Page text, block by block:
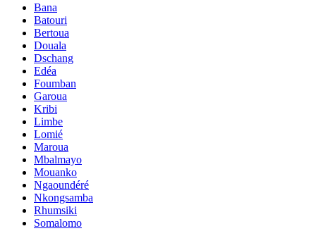
Bana
Batouri
Bertoua
Douala
Dschang
Edéa
Foumban
Garoua
Kribi
Limbe
Lomié
Maroua
Mbalmayo
Mouanko
Ngaoundéré
Nkongsamba
Rhumsiki
Somalomo